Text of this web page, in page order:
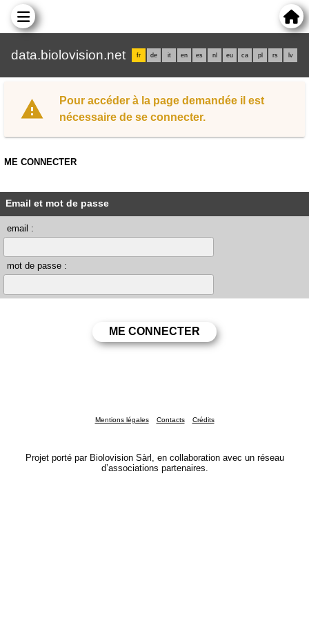
data.biolovision.net fr de it en es nl eu ca pl rs lv
Pour accéder à la page demandée il est
nécessaire de se connecter.
ME CONNECTER
Email et mot de passe
email :
mot de passe :
Mentions légales Contacts Crédits
Projet porté par Biolovision Sàrl, en collaboration avec un réseau
d’associations partenaires.